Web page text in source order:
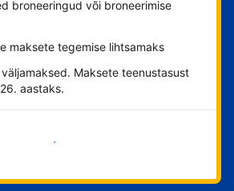
broneeringud või broneerimise
maksete tegemise lihtsamaks
Maksete teenustasust
aastaks.
Alusta kohe